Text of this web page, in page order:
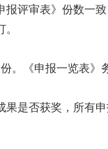
评审表》份数一致
《申报一览表》
否获奖，所有申